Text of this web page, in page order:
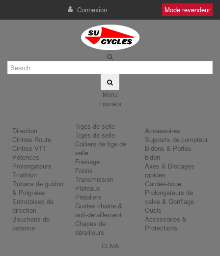
Connexion Mode revendeur
Menu
Fouriers
Direction
Cintres Route
Cintres VTT
Potences
Prolongateurs
Triathlon
Rubans de guidon
& Poignées
Entretoises de
direction
Bouchons de
potence
Tiges de selle
Tiges de selle
Colliers de tige de
selle
Freinage
Freins
Transmission
Plateaux
Pédaliers
Guides chaine &
anti-déraillement
Chapes de
dérailleurs
Accessoires
Supports de compteur
Bidons & Portes-
bidon
Axes & Blocages
rapides
Gardes-boue
Prolongateurs de
valve & Gonflage
Outils
Accessoires &
Protections
CEMA